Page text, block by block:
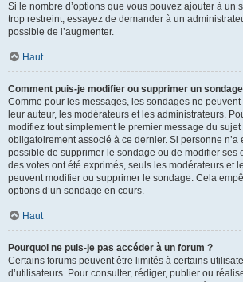
Si le nombre d’options que vous pouvez ajouter à un
trop restreint, essayez de demander à un
possible de l’augmenter.
Haut
Comment puis-je modifier ou supprimer un
Comme pour les messages, les sondages ne
leur auteur, les modérateurs et les administrateurs.
modifiez tout simplement le premier message du
obligatoirement associé à ce dernier. Si personne n’a
possible de supprimer le sondage ou de modifier ses
des votes ont été exprimés, seuls les modérateurs et
peuvent modifier ou supprimer le sondage. Cela
options d’un sondage en cours.
Haut
Pourquoi ne puis-je pas accéder à un forum ?
Certains forums peuvent être limités à certains
d’utilisateurs. Pour consulter, rédiger, publier ou